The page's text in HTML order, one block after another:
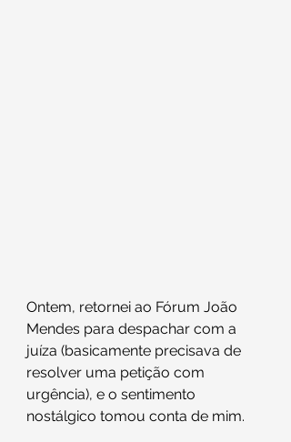
Ontem, retornei ao Fórum João
Mendes para despachar com a
juíza (basicamente precisava de
resolver uma petição com
urgência), e o sentimento
nostálgico tomou conta de mim.